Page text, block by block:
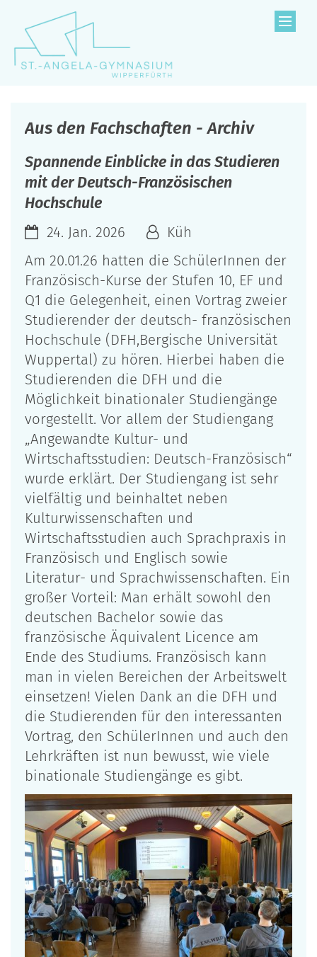
Zum Inhalt springen
Aus den Fachschaften - Archiv
Spannende Einblicke in das Studieren
mit der Deutsch-Französischen
Hochschule
24. Jan. 2026
Küh
Am 20.01.26 hatten die SchülerInnen der
Französisch-Kurse der Stufen 10, EF und
Q1 die Gelegenheit, einen Vortrag zweier
Studierender der deutsch- französischen
Hochschule (DFH,Bergische Universität
Wuppertal) zu hören. Hierbei haben die
Studierenden die DFH und die
Möglichkeit binationaler Studiengänge
vorgestellt. Vor allem der Studiengang
„Angewandte Kultur- und
Wirtschaftsstudien: Deutsch-Französisch“
wurde erklärt. Der Studiengang ist sehr
vielfältig und beinhaltet neben
Kulturwissenschaften und
Wirtschaftsstudien auch Sprachpraxis in
Französisch und Englisch sowie
Literatur- und Sprachwissenschaften. Ein
großer Vorteil: Man erhält sowohl den
deutschen Bachelor sowie das
französische Äquivalent Licence am
Ende des Studiums. Französisch kann
man in vielen Bereichen der Arbeitswelt
einsetzen! Vielen Dank an die DFH und
die Studierenden für den interessanten
Vortrag, den SchülerInnen und auch den
Lehrkräften ist nun bewusst, wie viele
binationale Studiengänge es gibt.